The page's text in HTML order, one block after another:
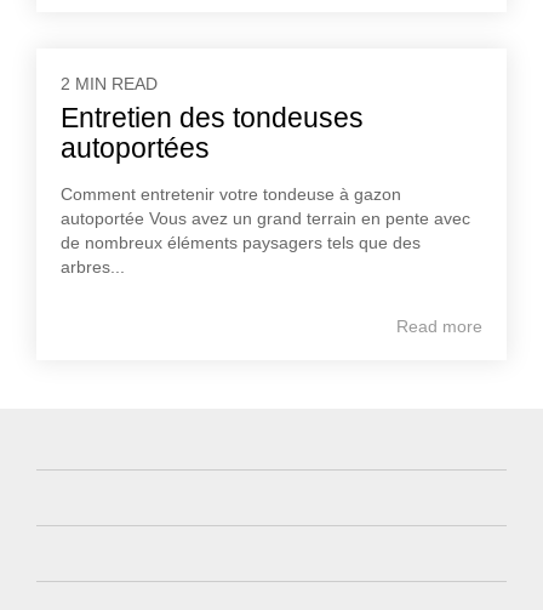
2 MIN READ
Entretien des tondeuses
autoportées
Comment entretenir votre tondeuse à gazon
autoportée Vous avez un grand terrain en pente avec
de nombreux éléments paysagers tels que des
arbres...
Read more